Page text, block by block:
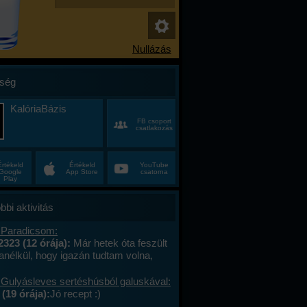
KalóriaBázis
FB csoport
csatlakozás
Play
Értékeld
App Store
YouTube
csatorna
aktivitás
(12 órája): Már hetek óta feszült
hogy igazán tudtam volna,
éveim közepén egyszer csak
minden, ami régen izgalmas
sertéshúsból galuskával:
órája):Jó recept :)